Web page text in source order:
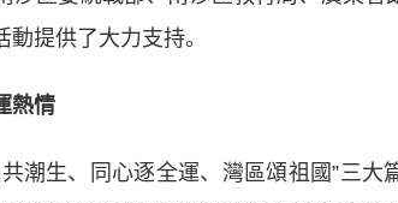
提供了大力支持。
熱情
生、同心逐全運、灣區頌祖國”三大